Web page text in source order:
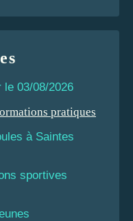
le 03/08/2026
à Saintes
sportives